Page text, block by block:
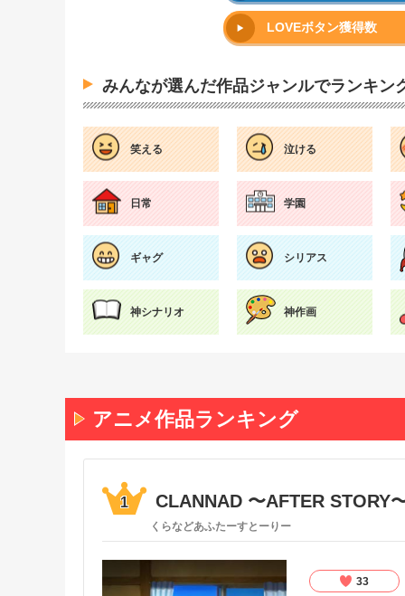
LOVEボタン獲得数
みんなが選んだ作品ジャンルでランキン
笑える 泣ける
日常 学園
ギャグ シリアス
神シナリオ 神作画
アニメ作品ランキング
1 CLANNAD 〜AFTER STORY
くらなどあふたーすとーりー
33